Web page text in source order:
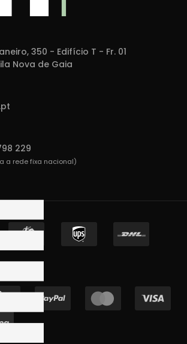
350 - Edifício T - Fr. 01
Nova de Gaia
229
a rede fixa nacional)